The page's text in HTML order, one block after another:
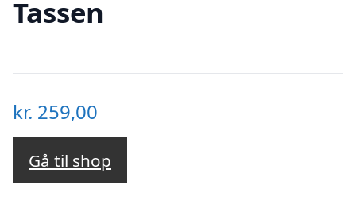
Tassen
kr. 259,00
Gå til shop